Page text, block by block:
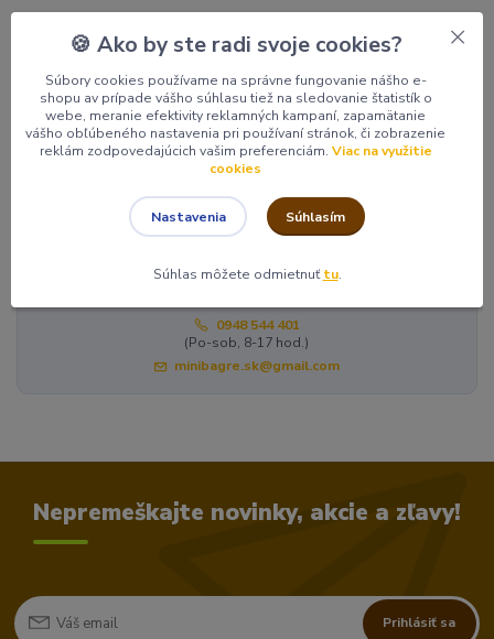
Tovar zaradený v kategóriách
Náradie na požičanie
Potrebujete poradiť?
0948 544 401
(Po-sob, 8-17 hod.)
minibagre.sk@gmail.com
Nepremeškajte novinky, akcie a zľavy!
Prihlásiť sa
🍪 Ako by ste radi svoje cookies?
Súbory cookies používame na správne fungovanie nášho e-
shopu av prípade vášho súhlasu tiež na sledovanie štatistík o
webe, meranie efektivity reklamných kampaní, zapamätanie
vášho obľúbeného nastavenia pri používaní stránok, či zobrazenie
reklám zodpovedajúcich vašim preferenciám. Viac na využitie
cookies
Nastavenia Súhlasím
Súhlas môžete odmietnuťtu.